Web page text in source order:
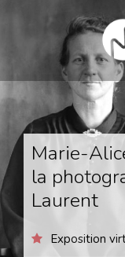
principal
Marie-
la
Laurent
Exposition